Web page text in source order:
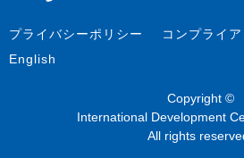
プライバシーポリシー コンプライア
English
Copyright ©
International Development
All rights